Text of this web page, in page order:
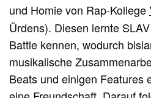
und Homie von Rap-Kollege
Ürdens). Diesen lernte
Battle kennen, wodurch
musikalische
Beats und einigen Features